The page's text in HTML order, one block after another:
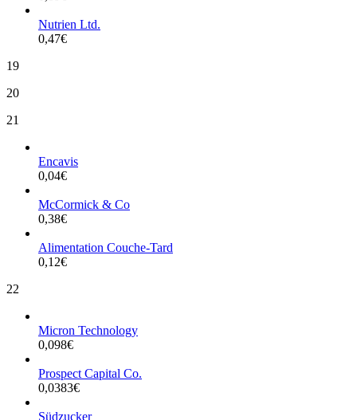
Nutrien Ltd.
0,47€
19
20
21
Encavis
0,04€
McCormick & Co
0,38€
Alimentation Couche-Tard
0,12€
22
Micron Technology
0,098€
Prospect Capital Co.
0,0383€
Südzucker